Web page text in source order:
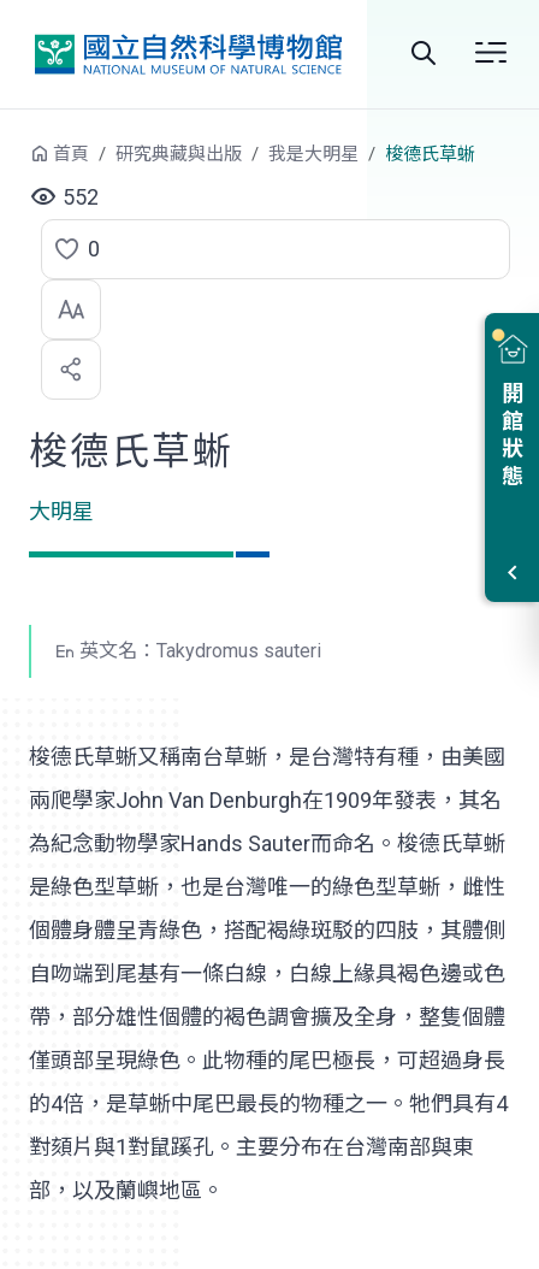
站
尋
開館狀態
首頁 研究典藏與出版 我是大明星 梭德氏草蜥
552
點
選
喜
歡
0
梭德氏草蜥
大明星
英文名：Takydromus sauteri
梭德氏草蜥又稱南台草蜥，是台灣特有種，由美國
兩爬學家John Van Denburgh在1909年發表，其名
為紀念動物學家Hands Sauter而命名。梭德氏草蜥
是綠色型草蜥，也是台灣唯一的綠色型草蜥，雌性
個體身體呈青綠色，搭配褐綠斑駁的四肢，其體側
自吻端到尾基有一條白線，白線上緣具褐色邊或色
帶，部分雄性個體的褐色調會擴及全身，整隻個體
僅頭部呈現綠色。此物種的尾巴極長，可超過身長
的4倍，是草蜥中尾巴最長的物種之一。牠們具有4
對頦片與1對鼠蹊孔。主要分布在台灣南部與東
部，以及蘭嶼地區。